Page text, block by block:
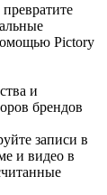
Pictory
и
брендов
записи в
и видео в